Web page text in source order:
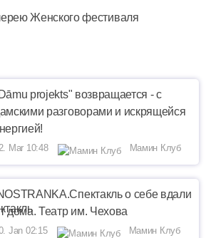
Женского фестиваля
projekts" возвращается - с
разговорами и искрящейся
Mar 10:48 Мамин Клуб
о себе вдали
дома. Театр им. Чехова
Jan 02:15 Мамин Клуб